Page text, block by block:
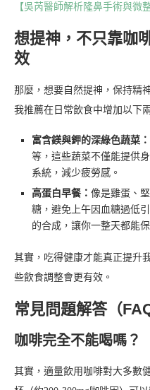
【吳芮醫師解析隆鼻手術與微
想提神，不只靠咖
效
那麼，想要自然提神，保持精
我推薦在日常飲食中增加以下
富含鎂與鉀的深綠色蔬菜：
等，這些蔬菜不僅能提供
系統，減少疲勞感。
高蛋白早餐： 像是雞蛋、
糖，避免上午因血糖過低
的合成，讓你一整天都能
其實，吃得健康才能真正提升
些飲食調整會更有效。
常見問題解答（FAQ
咖啡完全不能喝嗎？
其實，適量飲用咖啡對大多數